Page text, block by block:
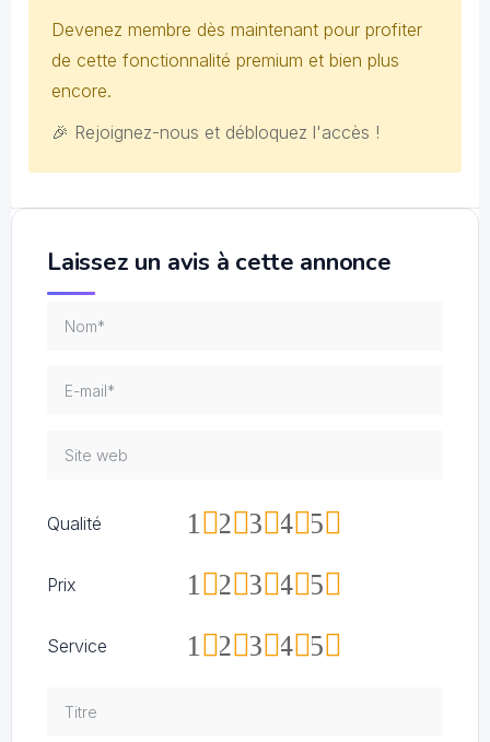
Devenez membre dès maintenant pour profiter
de cette fonctionnalité premium et bien plus
encore.
🎉 Rejoignez-nous et débloquez l'accès !
Laissez un avis à cette annonce
Qualité 5
4
3
2
1
Prix 5
4
3
2
1
Service 5
4
3
2
1